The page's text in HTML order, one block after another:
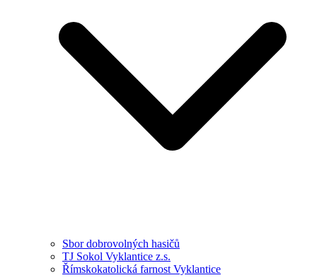
Sbor dobrovolných hasičů
TJ Sokol Vyklantice z.s.
Římskokatolická farnost Vyklantice